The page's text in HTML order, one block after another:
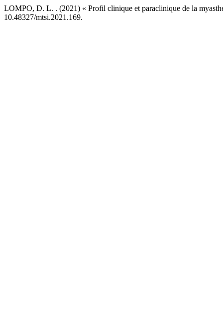
LOMPO, D. L. . (2021) « Profil clinique et paraclinique de la
10.48327/mtsi.2021.169.